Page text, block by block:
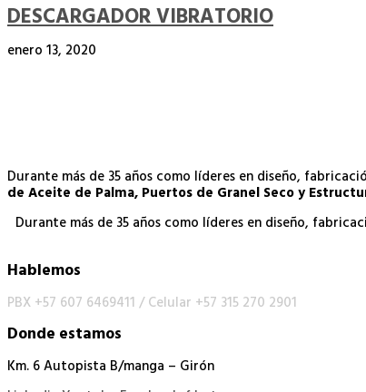
DESCARGADOR VIBRATORIO
enero 13, 2020
Durante más de 35 años como líderes en diseño,
de Aceite de Palma, Puertos de Granel Seco y
Durante más de 35 años como líderes en diseño,
Hablemos
PBX +57 607 6469411 /Celular +57 315 270 2901
Donde estamos
Km. 6 Autopista B/manga – Girón